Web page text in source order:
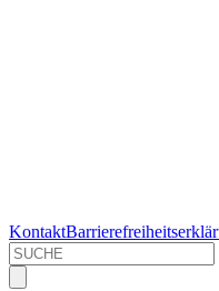
Kontakt